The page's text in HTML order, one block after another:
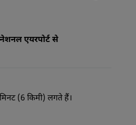
एयरपोर्ट से
(6 किमी) लगते हैं।